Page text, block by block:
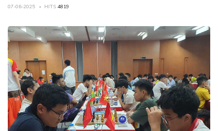
07-06-2025 HITS 4819